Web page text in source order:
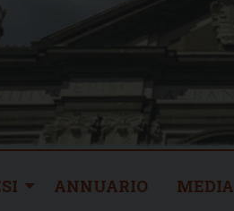
ANNUARIO MEDIA